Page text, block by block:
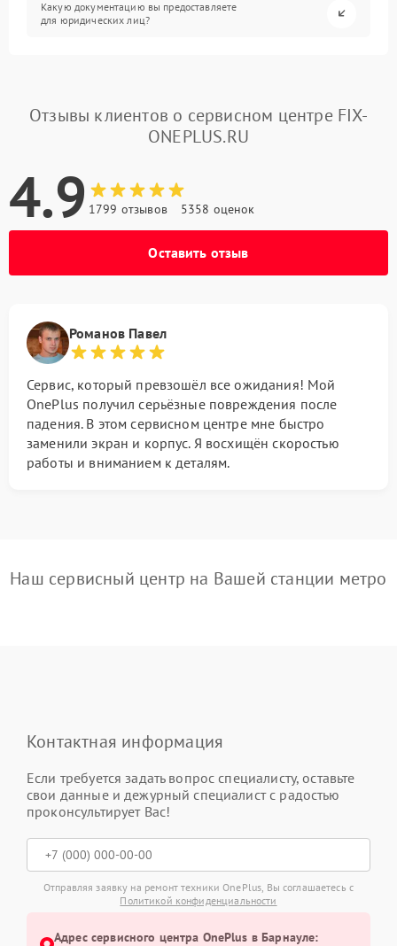
Какую документацию вы предоставляете
для юридических лиц?
Отзывы клиентов о сервисном центре FIX-
ONEPLUS.RU
4.9 1799 отзывов 5358 оценок
Оставить отзыв
Романов Павел
Сервис, который превзошёл все ожидания! Мой
OnePlus получил серьёзные повреждения после
падения. В этом сервисном центре мне быстро
заменили экран и корпус. Я восхищён скоростью
работы и вниманием к деталям.
Наш сервисный центр на Вашей станции метро
Контактная информация
Если требуется задать вопрос специалисту, оставьте
свои данные и дежурный специалист с радостью
проконсультирует Вас!
Отправляя заявку на ремонт техники OnePlus, Вы соглашаетесь с
Политикой конфиденциальности
Адрес сервисного центра OnePlus в Барнауле: